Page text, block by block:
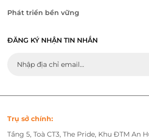
Phát triển bền vững
ĐĂNG KÝ NHẬN TIN NHẮN
Trụ sở chính:
Tầng 5, Toà CT3, The Pride, Khu ĐTM An